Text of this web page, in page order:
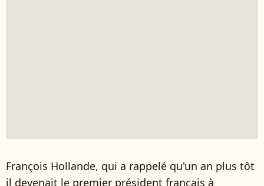
François Hollande, qui a rappelé qu'un an plus tôt
il devenait le premier président français à